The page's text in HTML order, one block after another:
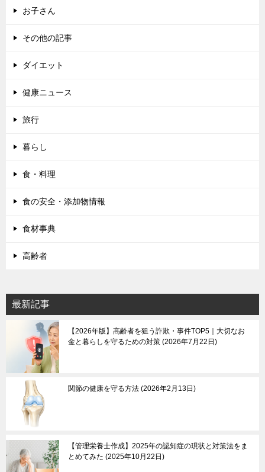
お子さん
その他の記事
ダイエット
健康ニュース
旅行
暮らし
食・料理
食の安全・添加物情報
食材事典
高齢者
最新記事
【2026年版】高齢者を狙う詐欺・事件TOP5｜大切なお
金と暮らしを守るための対策 2026年7月22日
関節の健康を守る方法 2026年2月13日
【管理栄養士作成】2025年の認知症の現状と対策法をま
とめてみた 2025年10月22日